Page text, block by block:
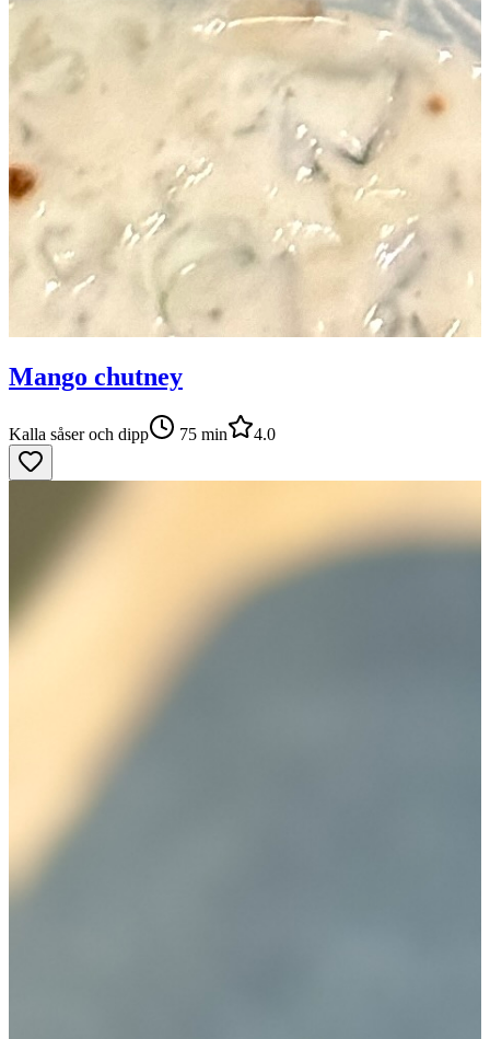
Mango chutney
Kalla såser och dipp 75 min 4.0